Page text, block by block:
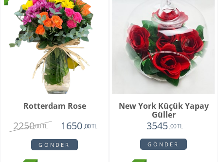
Rotterdam Rose
2250,00 TL 1650 ,00 TL
GÖNDER
New York Küçük Yapay
Güller
3545 ,00 TL
GÖNDER